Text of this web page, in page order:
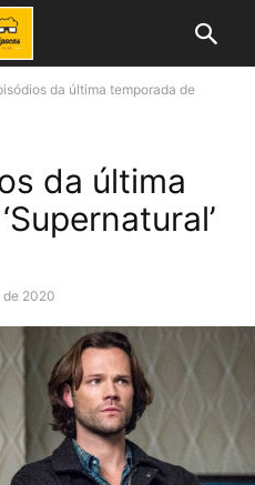
da última temporada de
da última
de 2020